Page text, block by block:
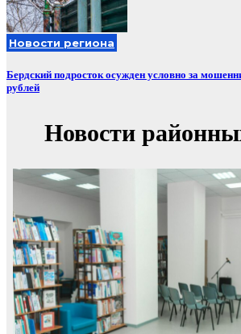
Новости региона
Бердский подросток осужден условно за
рублей